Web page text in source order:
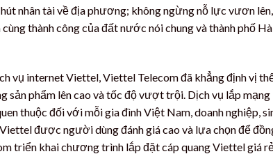
nhân tài về địa phương; không ngừng nỗ lực vươn lên,
thành công của đất nước nói chung và thành phố Hà
vụ internet Viettel, Viettel Telecom đã khẳng định vị
sản phẩm lên cao và tốc độ vượt trội. Dịch vụ lắp mạng
thuộc đối với mỗi gia đình Việt Nam, doanh nghiệp,
được người dùng đánh giá cao và lựa chọn để
triển khai chương trình lắp đặt cáp quang Viettel giá